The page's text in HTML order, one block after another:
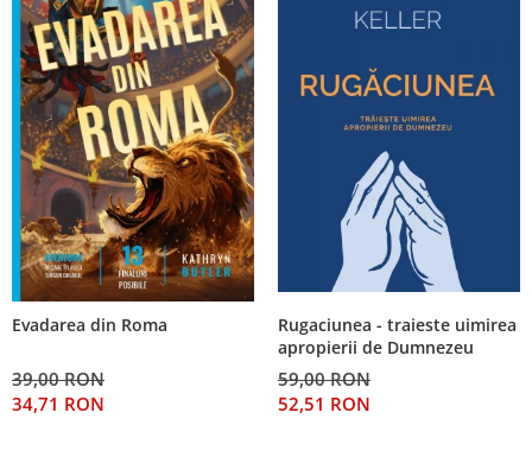
Evadarea din Roma
39,00 RON
34,71 RON
Rugaciunea - traieste uimirea
apropierii de Dumnezeu
59,00 RON
52,51 RON